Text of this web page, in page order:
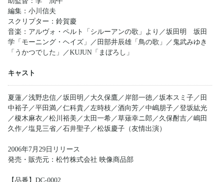
編集：小川信夫
スクリプター：鈴賀慶
音楽：アルヴォ・ペルト「シルーアンの歌」より／坂田明 坂田
学「モーニング・ヘイズ」／田部井辰雄「鳥の歌」／鬼武みゆき
「うかつでした」／KUJUN「まぼろし」
キャスト
夏蓮／浅野忠信／坂田明／大久保鷹／岸部一徳／坂本スミ子／田
中裕子／平田満／仁科貴／左時枝／酒向芳／中嶋朋子／登坂紘光
／榎木麻衣／松川裕美／太田一希／草薙幸ニ郎／久保酎吉／嶋田
久作／塩見三省／石井聖子／松坂慶子（友情出演）
2006年7月29日リリース
発売・販売元：松竹株式会社 映像商品部
【品番】DC-0002